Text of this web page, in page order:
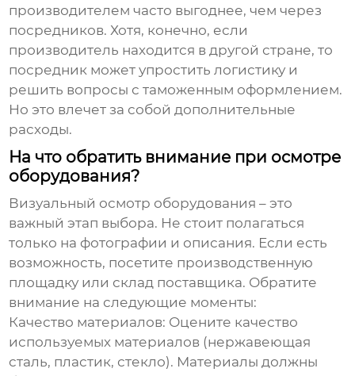
производителем часто выгоднее, чем через
посредников. Хотя, конечно, если
производитель находится в другой стране, то
посредник может упростить логистику и
решить вопросы с таможенным оформлением.
Но это влечет за собой дополнительные
расходы.
На что обратить внимание при осмотре
оборудования?
Визуальный осмотр оборудования – это
важный этап выбора. Не стоит полагаться
только на фотографии и описания. Если есть
возможность, посетите производственную
площадку или склад поставщика. Обратите
внимание на следующие моменты:
Качество материалов: Оцените качество
используемых материалов (нержавеющая
сталь, пластик, стекло). Материалы должны